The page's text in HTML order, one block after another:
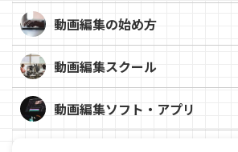
動画編集の始め方
動画編集スクール
動画編集ソフト・アプリ